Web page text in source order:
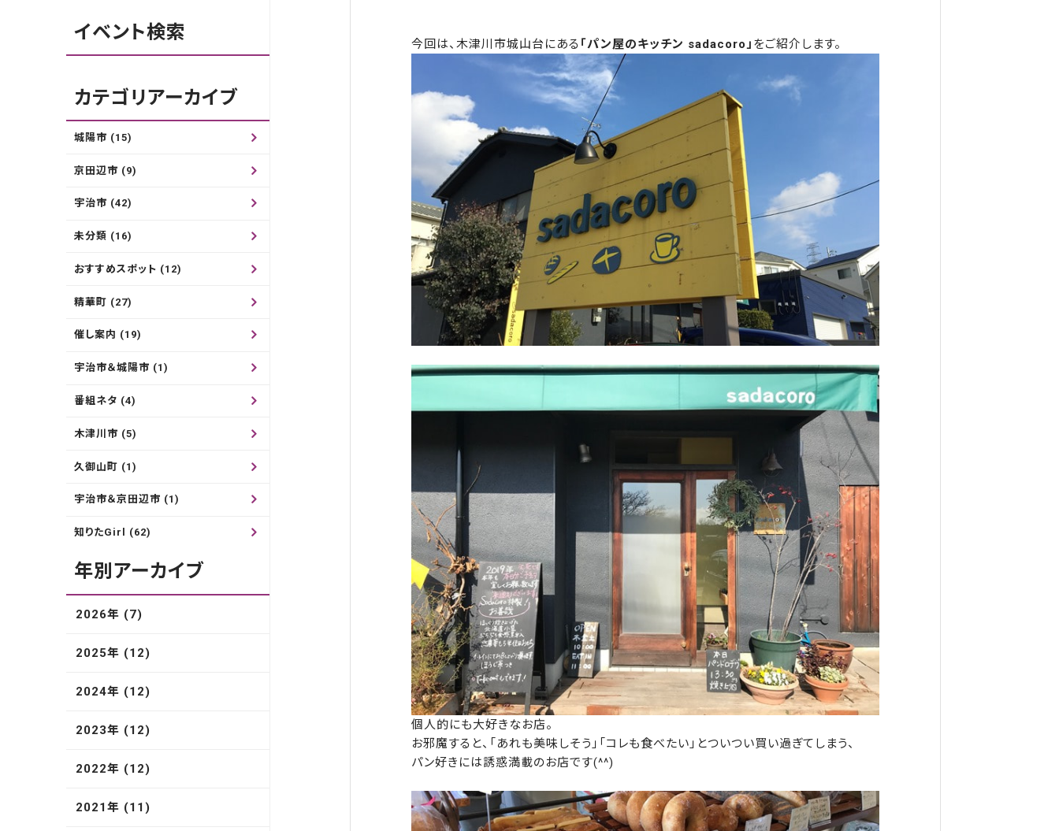
今回は、木津川市城山台にある 「パン屋のキッチン sadacoro」 をご紹介します。
個人的にも大好きなお店。
お邪魔すると、「あれも美味しそう」「コレも食べたい」とついつい買い過ぎてしまう、
パン好きには誘惑満載のお店です(^^)
イベント検索
カテゴリアーカイブ
城陽市 (15)
京田辺市 (9)
宇治市 (42)
未分類 (16)
おすすめスポット (12)
精華町 (27)
催し案内 (19)
宇治市＆城陽市 (1)
番組ネタ (4)
木津川市 (5)
久御山町 (1)
宇治市＆京田辺市 (1)
知りたGirl (62)
年別アーカイブ
2026年 (7)
2025年 (12)
2024年 (12)
2023年 (12)
2022年 (12)
2021年 (11)